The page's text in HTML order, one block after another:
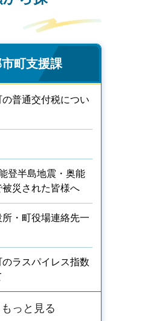
町支援課
の普通交付税につい
登半島地震・奥能
被災された皆様へ
所・町役場連絡先一
のラスパイレス指数
もっと見る